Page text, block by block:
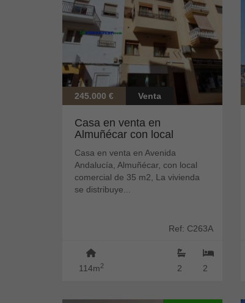
245.000 € Venta
Casa en venta en
Almuñécar con local
Casa en venta en Avenida
Andalucía, Almuñécar, con local
comercial de 35 m2, La vivienda
se distribuye...
Ref: C263A
114m2 2
2